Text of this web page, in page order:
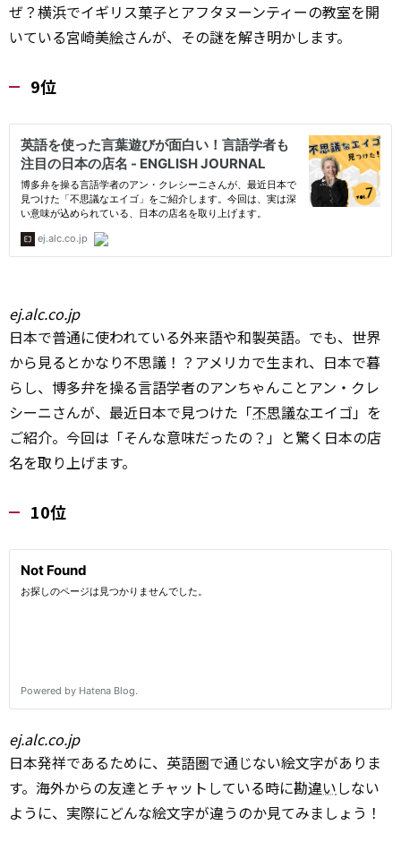
ぜ？横浜でイギリス菓子とアフタヌーンティーの教室を開
いている宮崎美絵さんが、その謎を解き明かします。
9位
ej.alc.co.jp
日本で普通に使われている外来語や和製英語。でも、世界
から見るとかなり不思議！？アメリカで生まれ、日本で暮
らし、博多弁を操る言語学者のアンちゃんことアン・クレ
シーニさんが、最近日本で見つけた「不思議なエイゴ」を
ご紹介。今回は「そんな意味だったの？」と驚く日本の店
名を取り上げます。
10位
ej.alc.co.jp
日本発祥であるために、英語圏で通じない絵文字がありま
す。海外からの友達とチャットしている時に勘違いしない
ように、実際にどんな絵文字が違うのか見てみましょう！